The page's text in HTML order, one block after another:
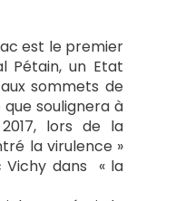
est le premier
Pétain, un Etat
sommets de
soulignera à
lors de la
la virulence »
Vichy dans « la